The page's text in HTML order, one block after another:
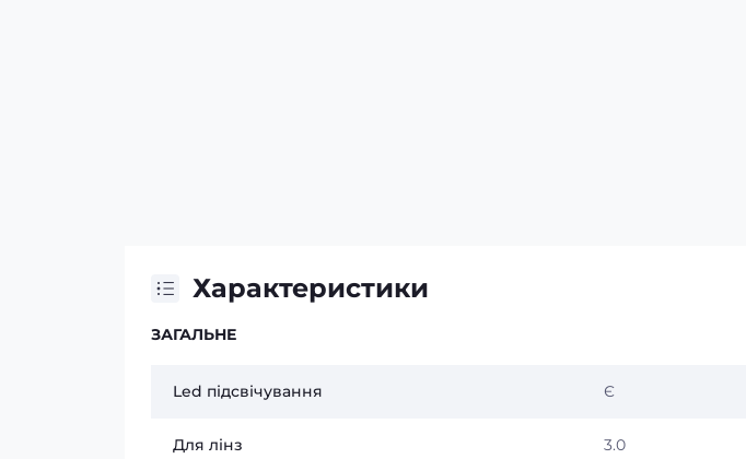
Характеристики
ЗАГАЛЬНЕ
Led підсвічування Є
Для лінз 3.0